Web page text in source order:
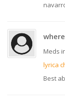
Meds
lyrica
Best